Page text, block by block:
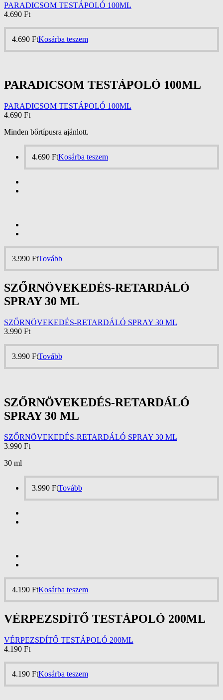
PARADICSOM TESTÁPOLÓ 100ML
4.690 Ft
4.690 FtKosárba teszem
PARADICSOM TESTÁPOLÓ 100ML
PARADICSOM TESTÁPOLÓ 100ML
4.690 Ft
Minden bőrtípusra ajánlott.
4.690 FtKosárba teszem
3.990 FtTovább
SZŐRNÖVEKEDÉS-RETARDÁLÓ
SPRAY 30 ML
SZŐRNÖVEKEDÉS-RETARDÁLÓ SPRAY 30 ML
3.990 Ft
3.990 FtTovább
SZŐRNÖVEKEDÉS-RETARDÁLÓ
SPRAY 30 ML
SZŐRNÖVEKEDÉS-RETARDÁLÓ SPRAY 30 ML
3.990 Ft
30 ml
3.990 FtTovább
4.190 FtKosárba teszem
VÉRPEZSDÍTŐ TESTÁPOLÓ 200ML
VÉRPEZSDÍTŐ TESTÁPOLÓ 200ML
4.190 Ft
4.190 FtKosárba teszem